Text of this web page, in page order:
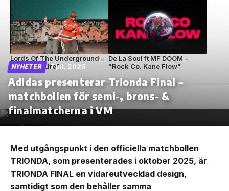
Lords Of The Underground –
”Circle Of Life”
De La Soul ft MF DOOM –
”Rock Co. Kane Flow”
NYHETER 7 jul, 2026
Adidas presenterar Trionda Final –
matchbollen för semi-, brons- &
finalmatcherna i VM
Med utgångspunkt i den officiella matchbollen
TRIONDA, som presenterades i oktober 2025, är
TRIONDA FINAL en vidareutvecklad design,
samtidigt som den behåller samma